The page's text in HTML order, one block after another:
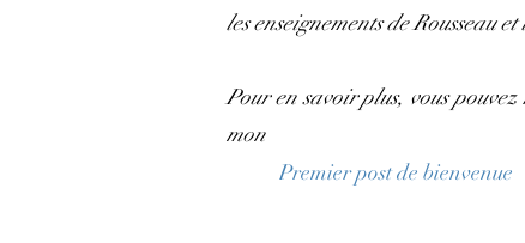
les enseignements de Rousseau
Pour en savoir plus, vous
mon
Premier post de bienvenue